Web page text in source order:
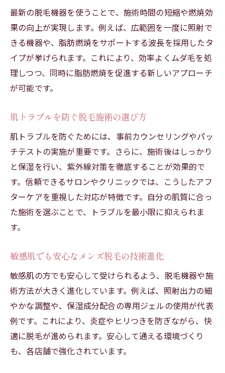
最新の脱毛機器を使うことで、施術時間の短縮や燃焼効
果の向上が実現します。例えば、広範囲を一度に照射で
きる機器や、脂肪燃焼をサポートする波長を採用したタ
イプが挙げられます。これにより、効率よくムダ毛を処
理しつつ、同時に脂肪燃焼を促進する新しいアプローチ
が可能です。
肌トラブルを防ぐ脱毛施術の選び方
肌トラブルを防ぐためには、事前カウンセリングやパッ
チテストの実施が重要です。さらに、施術後はしっかり
と保湿を行い、紫外線対策を徹底することが効果的で
す。信頼できるサロンやクリニックでは、こうしたアフ
ターケアを重視した対応が特徴です。自分の肌質に合っ
た施術を選ぶことで、トラブルを最小限に抑えられま
す。
敏感肌でも安心なメンズ脱毛の技術進化
敏感肌の方でも安心して受けられるよう、脱毛機器や施
術方法が大きく進化しています。例えば、照射出力の細
やかな調整や、保湿成分配合の専用ジェルの使用が代表
例です。これにより、炎症やヒリつきを防ぎながら、快
適に脱毛が進められます。安心して通える環境づくり
も、各店舗で強化されています。